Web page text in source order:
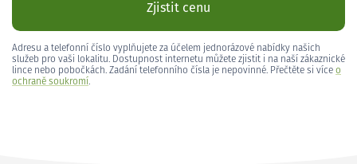
Zjistit cenu
Adresu a telefonní číslo vyplňujete za účelem jednorázové nabídky našich
služeb pro vaši lokalitu. Dostupnost internetu můžete zjistit i na naší zákaznické
lince nebo pobočkách. Zadání telefonního čísla je nepovinné. Přečtěte si více o
ochraně soukromí.